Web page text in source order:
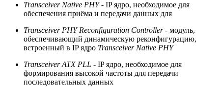
Transceiver Native PHY- IP ядро, необходимое для
обеспечения приёма и передачи данных для
Transceiver PHY Reconfiguration Controller- модуль,
обеспечивающий динамическую реконфигурацию,
встроенный в IP ядро Transceiver Native PHY
Transceiver ATX PLL - IP ядро, необходимое для
формирования высокой частоты для передачи
последовательных данных